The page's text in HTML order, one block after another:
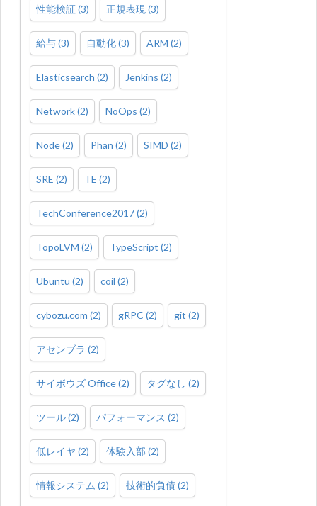
性能検証(3) 正規表現 (3)
給与(3) 自動化(3) ARM (2)
Elasticsearch (2) Jenkins (2)
Network(2) NoOps (2)
Node(2) Phan (2) SIMD (2)
SRE (2) TE (2)
TechConference2017(2)
TopoLVM (2) TypeScript (2)
Ubuntu (2) coil (2)
cybozu.com (2) gRPC (2) git (2)
アセンブラ (2)
サイボウズ Office(2) タグなし (2)
ツール(2) パフォーマンス (2)
低レイヤ (2) 体験入部 (2)
情報システム (2) 技術的負債(2)